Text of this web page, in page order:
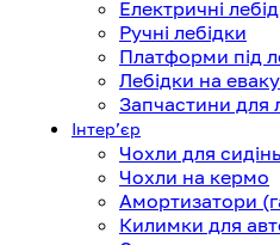
Електричні
Ручні лебідки
Платформи під
Лебідки на
Запчастини для
Інтерʼєр
Чохли для сидінь
Чохли на кермо
Амортизатори
Килимки для